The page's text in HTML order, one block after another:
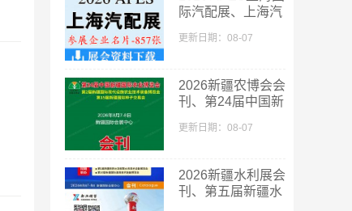
际汽配展、上海汽
【857张】
更新日期：08-07
​2026新疆农博会会
刊、第24届中国新
会刊
更新日期：08-07
2026新疆水利展会
刊、第五届新疆水